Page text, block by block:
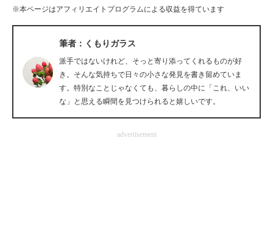
好きが集まる 比べて選べる
AI活用のいまが分かる
企業ITのトレンドを詳説
マーケ×ITの今がよく分かる
※本ページはアフィリエイトプログラムによる収益を得ています
筆者：くもりガラス
派手ではないけれど、そっと寄り添ってくれるものが好
き。そんな気持ちで日々の小さな発見を書き留めていま
す。特別なことじゃなくても、暮らしの中に「これ、いい
な」と思える瞬間を見つけられると嬉しいです。
advertisement